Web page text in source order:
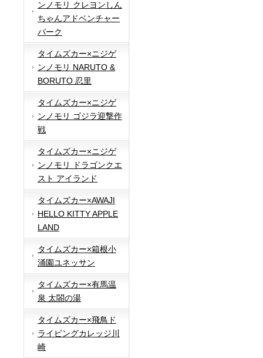
ンノモリ クレヨンしん
ちゃんアドベンチャー
パーク
タイムズカー×ニジゲ
ンノモリ NARUTO &
BORUTO 忍里
タイムズカー×ニジゲ
ンノモリ ゴジラ迎撃作
戦
タイムズカー×ニジゲ
ンノモリ ドラゴンクエ
スト アイランド
タイムズカー×AWAJI
HELLO KITTY APPLE
LAND
タイムズカー×箱根小
涌園ユネッサン
タイムズカー×有馬温
泉 太閤の湯
タイムズカー×飛鳥ド
ライビングカレッジ川
崎